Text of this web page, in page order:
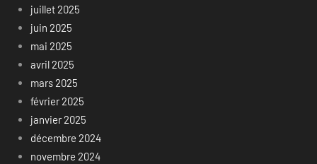
juillet 2025
juin 2025
mai 2025
avril 2025
mars 2025
février 2025
janvier 2025
décembre 2024
novembre 2024